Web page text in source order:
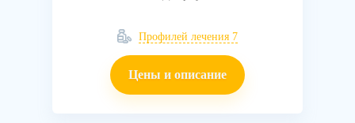
Профилей лечения 7
Цены и описание